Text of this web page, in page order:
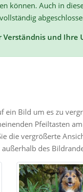
können. Auch in
Verständnis und Ihre
ein Bild um es zu
Pfeiltasten
die vergrößerte
des